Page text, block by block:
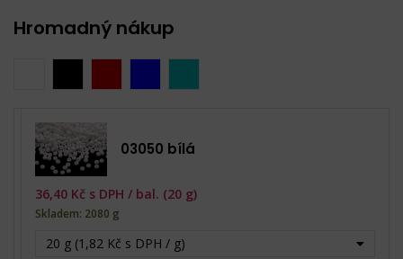
Hromadný nákup
03050 bílá
20 g (1,82 Kč s DPH / g)
36,40 Kč s DPH / bal. (20 g)
Skladem: 2080 g